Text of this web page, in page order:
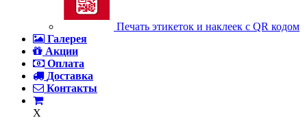
Печать этикеток и наклеек с QR кодом
Галерея
Акции
Оплата
Доставка
Контакты
X